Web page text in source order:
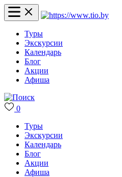
Туры
Экскурсии
Календарь
Блог
Акции
Афиша
0
Туры
Экскурсии
Календарь
Блог
Акции
Афиша